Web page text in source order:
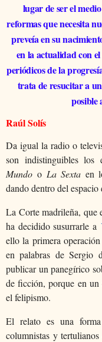
lugar de ser el
reformas que necesita
preveía en su
en la actualidad con
periódicos de la
trata de resucitar a
posible
Raúl Solís
Da igual la radio o
son indistinguibles
Mundo o La Sexta en
dando dentro del
La Corte madrileña, que
ha decidido susurrarle a
ello la primera operación
en palabras de Sergio
publicar un panegírico
de ficción, porque en un
el felipismo.
El relato es una
columnistas y